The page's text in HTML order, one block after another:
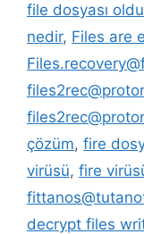
file dosyası oldu
nedir, Files are
çözüm, fire
virüsü, fire
decrypt files